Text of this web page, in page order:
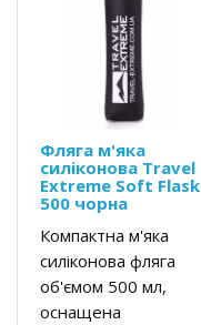
Фляга м'яка
силіконова Travel
Extreme Soft Flask
500 чорна
Компактна м'яка
силіконова фляга
об'ємом 500 мл,
оснащена